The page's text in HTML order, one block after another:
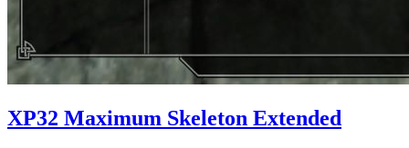
XP32 Maximum Skeleton Extended